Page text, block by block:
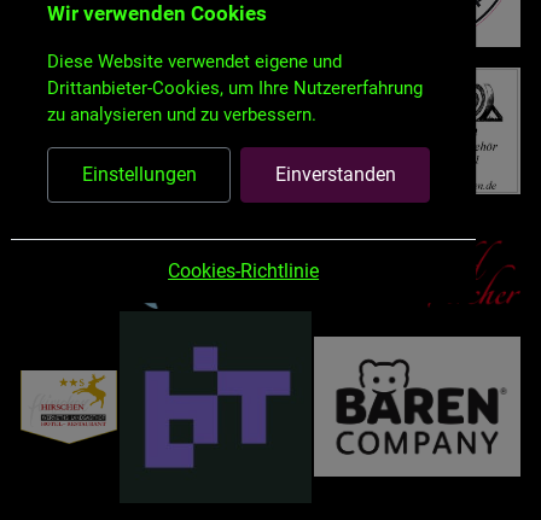
Wir verwenden Cookies
Diese Website verwendet eigene und
Drittanbieter-Cookies, um Ihre Nutzererfahrung
zu analysieren und zu verbessern.
Einstellungen Einverstanden
Cookies-Richtlinie